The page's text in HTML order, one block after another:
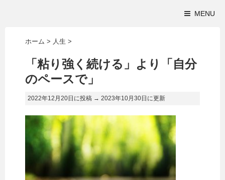
MENU
ホーム > 人生 >
「粘り強く続ける」より「自分
のペースで」
2022年12月20日に投稿 → 2023年10月30日 に更新